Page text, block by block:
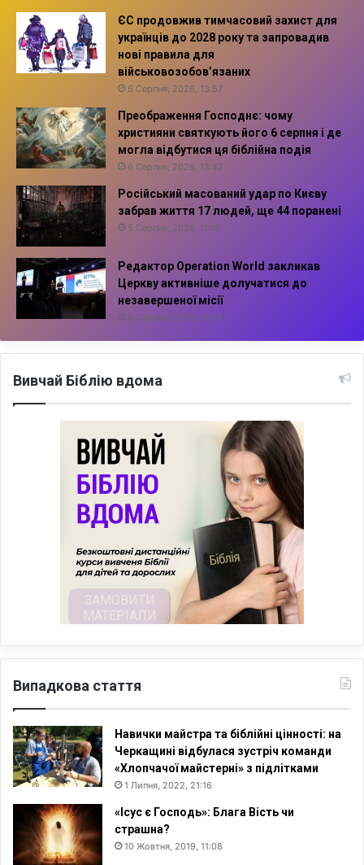
ЄС продовжив тимчасовий захист для
українців до 2028 року та запровадив
нові правила для
військовозобов’язаних
6 Серпня, 2026, 13:57
Преображення Господнє: чому
християни святкують його 6 серпня і де
могла відбутися ця біблійна подія
6 Серпня, 2026, 13:42
Російський масований удар по Києву
забрав життя 17 людей, ще 44 поранені
5 Серпня, 2026, 11:16
Редактор Operation World закликав
Церкву активніше долучатися до
незавершеної місії
5 Серпня, 2026, 10:14
Вивчай Біблію вдома
Випадкова стаття
Навички майстра та біблійні цінності: на
Черкащині відбулася зустріч команди
«Хлопчачої майстерні» з підлітками
1 Липня, 2022, 21:16
«Ісус є Господь»: Блага Вість чи
страшна?
10 Жовтня, 2019, 11:08